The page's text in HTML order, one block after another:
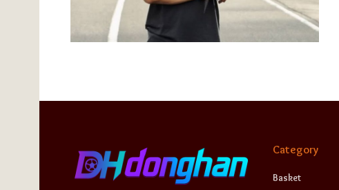
Category
Basket